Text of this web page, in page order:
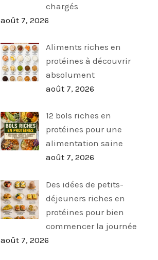
chargés
août 7, 2026
Aliments riches en
protéines à découvrir
absolument
août 7, 2026
12 bols riches en
protéines pour une
alimentation saine
août 7, 2026
Des idées de petits-
déjeuners riches en
protéines pour bien
commencer la journée
août 7, 2026